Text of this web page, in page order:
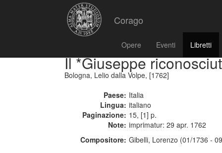
Corago
Opere Eventi Libretti
Il *Giuseppe
Bologna, Lelio dalla Volpe, [1762]
Paese: Italia
Lingua: italiano
Paginazione: 15, [1] p.
Note: imprimatur: 29 apr. 1762
Compositore: Gibelli, Lorenzo (01/1736 -